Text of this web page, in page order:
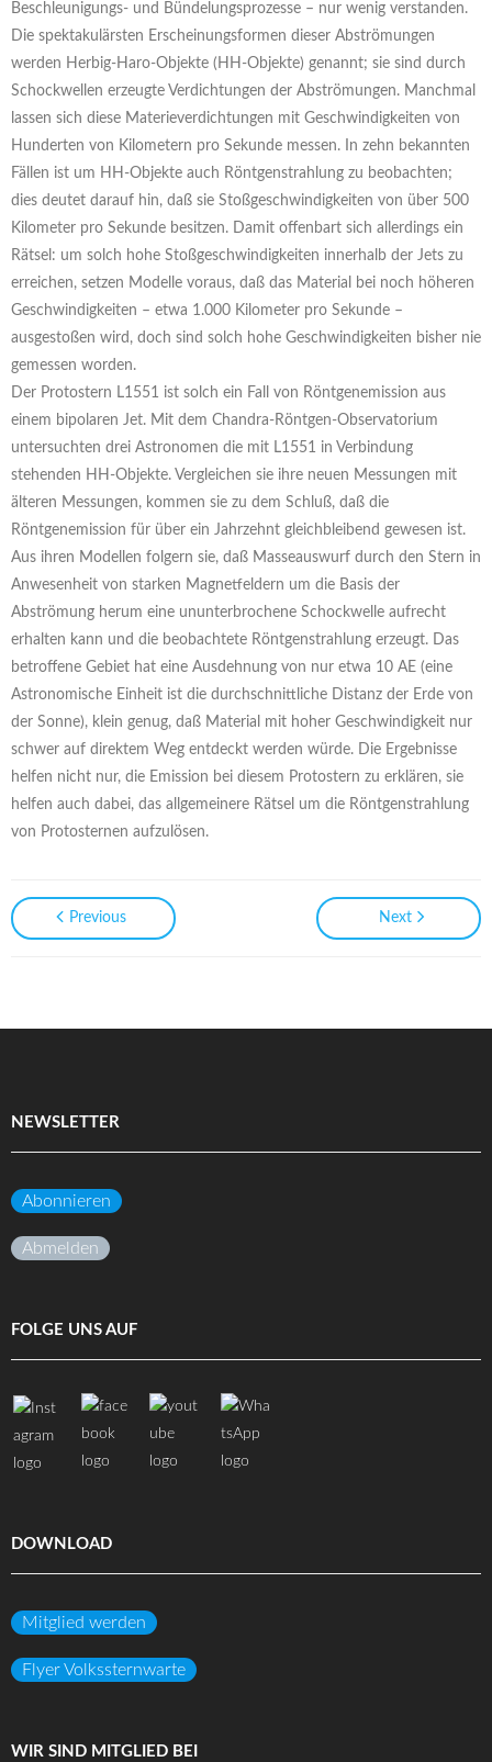
Beschleunigungs- und Bündelungsprozesse – nur wenig verstanden.
Die spektakulärsten Erscheinungsformen dieser Abströmungen
werden Herbig-Haro-Objekte (HH-Objekte) genannt; sie sind durch
Schockwellen erzeugte Verdichtungen der Abströmungen. Manchmal
lassen sich diese Materieverdichtungen mit Geschwindigkeiten von
Hunderten von Kilometern pro Sekunde messen. In zehn bekannten
Fällen ist um HH-Objekte auch Röntgenstrahlung zu beobachten;
dies deutet darauf hin, daß sie Stoßgeschwindigkeiten von über 500
Kilometer pro Sekunde besitzen. Damit offenbart sich allerdings ein
Rätsel: um solch hohe Stoßgeschwindigkeiten innerhalb der Jets zu
erreichen, setzen Modelle voraus, daß das Material bei noch höheren
Geschwindigkeiten – etwa 1.000 Kilometer pro Sekunde –
ausgestoßen wird, doch sind solch hohe Geschwindigkeiten bisher nie
gemessen worden.
Der Protostern L1551 ist solch ein Fall von Röntgenemission aus
einem bipolaren Jet. Mit dem Chandra-Röntgen-Observatorium
untersuchten drei Astronomen die mit L1551 in Verbindung
stehenden HH-Objekte. Vergleichen sie ihre neuen Messungen mit
älteren Messungen, kommen sie zu dem Schluß, daß die
Röntgenemission für über ein Jahrzehnt gleichbleibend gewesen ist.
Aus ihren Modellen folgern sie, daß Masseauswurf durch den Stern in
Anwesenheit von starken Magnetfeldern um die Basis der
Abströmung herum eine ununterbrochene Schockwelle aufrecht
erhalten kann und die beobachtete Röntgenstrahlung erzeugt. Das
betroffene Gebiet hat eine Ausdehnung von nur etwa 10 AE (eine
Astronomische Einheit ist die durchschnittliche Distanz der Erde von
der Sonne), klein genug, daß Material mit hoher Geschwindigkeit nur
schwer auf direktem Weg entdeckt werden würde. Die Ergebnisse
helfen nicht nur, die Emission bei diesem Protostern zu erklären, sie
helfen auch dabei, das allgemeinere Rätsel um die Röntgenstrahlung
von Protosternen aufzulösen.
Previous Next
NEWSLETTER
Abonnieren
Abmelden
FOLGE UNS AUF
DOWNLOAD
Mitglied werden
Flyer Volkssternwarte
WIR SIND MITGLIED BEI